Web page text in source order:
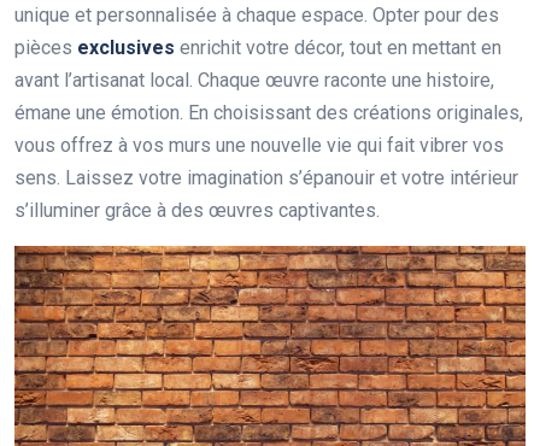
unique et personnalisée à chaque espace. Opter pour des
pièces exclusives enrichit votre décor, tout en mettant en
avant l’artisanat local. Chaque œuvre raconte une histoire,
émane une émotion. En choisissant des créations originales,
vous offrez à vos murs une nouvelle vie qui fait vibrer vos
sens. Laissez votre imagination s’épanouir et votre intérieur
s’illuminer grâce à des œuvres captivantes.